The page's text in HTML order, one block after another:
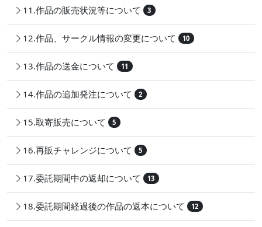
11.作品の販売状況等について 3
12.作品、サークル情報の変更について 10
13.作品の送金について 11
14.作品の追加発注について 2
15.取寄販売について 5
16.再販チャレンジについて 5
17.委託期間中の返却について 13
18.委託期間経過後の作品の返本について 12